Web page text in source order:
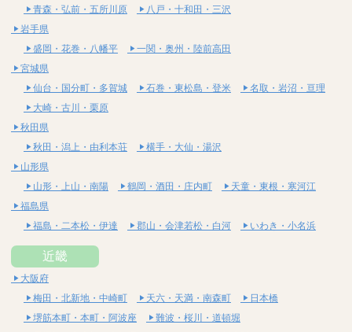
青森・弘前・五所川原
八戸・十和田・三沢
岩手県
盛岡・花巻・八幡平
一関・奥州・陸前高田
宮城県
仙台・国分町・多賀城
石巻・東松島・登米
名取・岩沼・亘理
大崎・古川・栗原
秋田県
秋田・潟上・由利本荘
横手・大仙・湯沢
山形県
山形・上山・南陽
鶴岡・酒田・庄内町
天童・東根・寒河江
福島県
福島・二本松・伊達
郡山・会津若松・白河 いわき・小名浜
近畿
大阪府
梅田・北新地・中崎町
天六・天満・南森町
日本橋
堺筋本町・本町・阿波座
難波・桜川・道頓堀